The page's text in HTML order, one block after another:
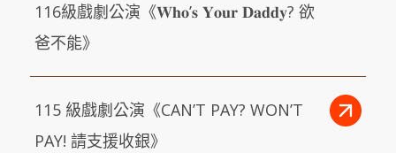
116級戲劇公演《𝐖𝐡𝐨’𝐬 𝐘𝐨𝐮𝐫 𝐃𝐚𝐝𝐝𝐲? 欲
爸不能》
115 級戲劇公演《CAN’T PAY? WON’T
PAY! 請支援收銀》